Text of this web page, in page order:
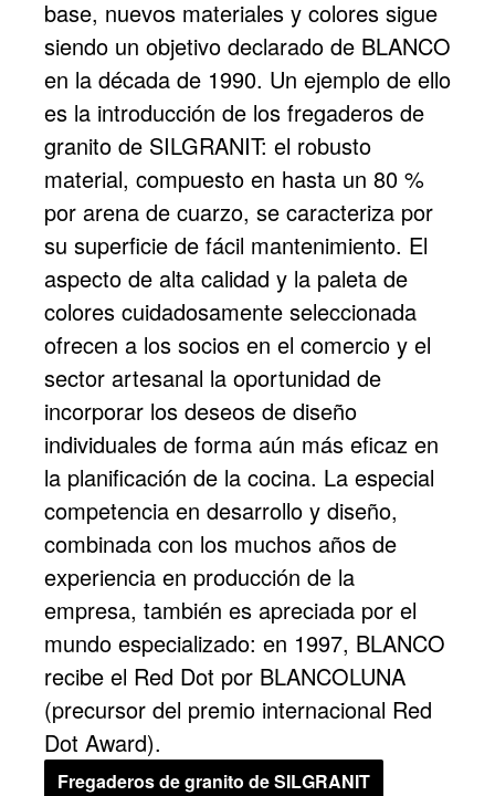
base, nuevos materiales y colores sigue
siendo un objetivo declarado de BLANCO
en la década de 1990. Un ejemplo de ello
es la introducción de los fregaderos de
granito de SILGRANIT: el robusto
material, compuesto en hasta un 80 %
por arena de cuarzo, se caracteriza por
su superficie de fácil mantenimiento. El
aspecto de alta calidad y la paleta de
colores cuidadosamente seleccionada
ofrecen a los socios en el comercio y el
sector artesanal la oportunidad de
incorporar los deseos de diseño
individuales de forma aún más eficaz en
la planificación de la cocina. La especial
competencia en desarrollo y diseño,
combinada con los muchos años de
experiencia en producción de la
empresa, también es apreciada por el
mundo especializado: en 1997, BLANCO
recibe el Red Dot por BLANCOLUNA
(precursor del premio internacional Red
Dot Award).
Fregaderos de granito de SILGRANIT